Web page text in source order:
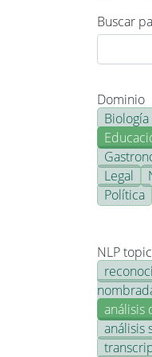
Buscar
Dominio
Biología
Legal
Política
NLP topic
análisis
análisis